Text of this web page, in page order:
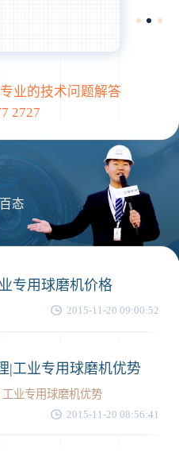
业的技术问题解答
2727
态
专用球磨机价格
2015-11-20 09:00:52
|工业专用球磨机优势
业专用球磨机优势
2015-11-20 08:56:41